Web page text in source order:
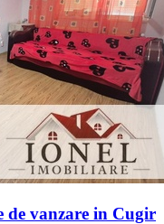
de vanzare in Cugir